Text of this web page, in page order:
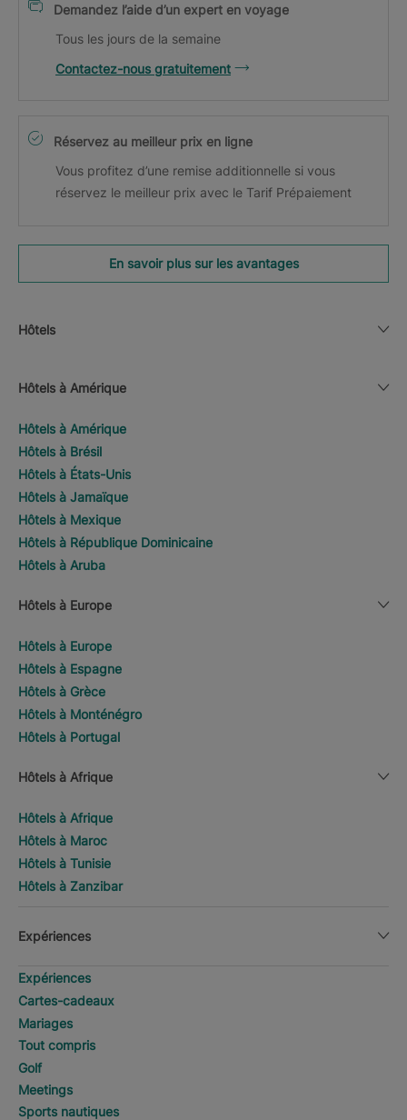
Demandez l’aide d’un expert en voyage
Tous les jours de la semaine
Contactez-nous gratuitement
Réservez au meilleur prix en ligne
Vous profitez d’une remise additionnelle si vous
réservez le meilleur prix avec le Tarif Prépaiement
En savoir plus sur les avantages
Hôtels
Hôtels à Amérique
Hôtels à Amérique
Hôtels à Brésil
Hôtels à États-Unis
Hôtels à Jamaïque
Hôtels à Mexique
Hôtels à République Dominicaine
Hôtels à Aruba
Hôtels à Europe
Hôtels à Europe
Hôtels à Espagne
Hôtels à Grèce
Hôtels à Monténégro
Hôtels à Portugal
Hôtels à Afrique
Hôtels à Afrique
Hôtels à Maroc
Hôtels à Tunisie
Hôtels à Zanzibar
Expériences
Expériences
Cartes-cadeaux
Mariages
Tout compris
Golf
Meetings
Sports nautiques